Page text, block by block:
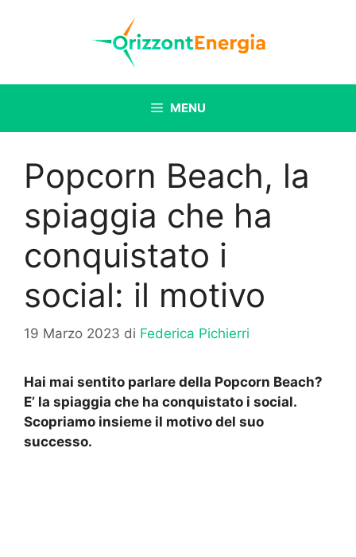
MENU
Popcorn Beach, la
spiaggia che ha
conquistato i
social: il motivo
19 Marzo 2023 di Federica Pichierri
Hai mai sentito parlare della Popcorn Beach?
E’ la spiaggia che ha conquistato i social.
Scopriamo insieme il motivo del suo
successo.